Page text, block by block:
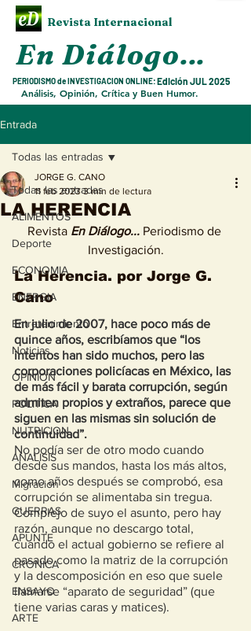
Revista Internacional
En Diálogo...
PERIODISMO de INVESTIGACION ONLINE:Edición JUL2025
Análisis, Opinión, Crítica y Buen Humor.
Subir arriba
Entrada
Todas las entradas
ALIMENTOS
Deporte
ECONOMIA
ENERGIA
Entretenimiento
Noticias
OPINION
POLITICA
NUTRICION
ANALISIS
Migracion
GUERRAS
APUNTE
CRONICA
ENSAYO
ARTE
Todas las entradas
LA HERENCIA
JORGE G. CANO
11 feb 2023 3 min de lectura
Revista En Diálogo... Periodismo de
Investigación.
La Herencia. por Jorge G.
Cano
En julio de 2007, hace poco más de
quince años, escribíamos que “los
intentos han sido muchos, pero las
corporaciones policíacas en México, las
de más fácil y barata corrupción, según
admiten propios y extraños, parece que
siguen en las mismas sin solución de
continuidad”.
No podía ser de otro modo cuando
desde sus mandos, hasta los más altos,
como años después se comprobó, esa
corrupción se alimentaba sin tregua.
Complejo de suyo el asunto, pero hay
razón, aunque no descargo total,
cuando el actual gobierno se refiere al
pasado como la matriz de la corrupción
y la descomposición en eso que suele
llamarse “aparato de seguridad” (que
tiene varias caras y matices).